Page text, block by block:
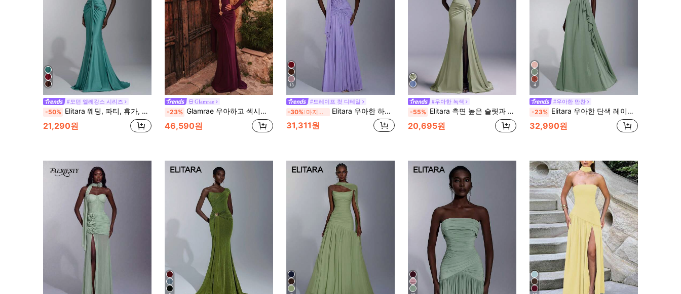
#모던 엘레강스 시리즈
-50% Elitara 웨딩, 파티, 휴가, 갈라, 공식석상에 적합한 우아한 장식 부스티에 러쉬드 스트레치 니트 수영복과 머메이드 드레스(화려한 장식), 파티 드레스, 가운, 이브닝, 웨딩 게스트용
21,290원
Glamrae
-23% Glamrae 우아하고 섹시한 딥 퍼플 글리터 스트레치 오프숄더 초커 시어 긴팔 크리스탈 장식 드레이프 머메이드 트레인 포멀 이브닝 가운 프롬 드레스
46,590원
13
#드레이프 컷 디테일
-30% 마지막 3일 Elitara 우아한 하이 스트레치 니트 메쉬 뷔스티에, 러치드 프론트, 트위스트 허리 디자인, 피쉬테일 실루엣 (탈착식 홀터), 흐르는 피쉬테일 헴, 데이트, 휴가, 싱글 파티, 결혼식 및 모든 공식 행사에 적합한 정교한 이브닝 가운
31,311원
#우아한 녹색
-55% Elitara 측면 높은 슬릿과 드레이프 처리된 꼬리가 있는 섹시한 새틴 끈없는 트위스트 매듭 피쉬테일 맥시 드레스, 정식 이브닝 가운, 파티 드레스, 웨딩 게스트용
20,695원
4
#우아한 만찬
-23% Elitara 우아한 단색 레이스 패치워크 하이 슬릿 신부 들러리 드레스 (성인), 발렌타인 데이 용
32,990원